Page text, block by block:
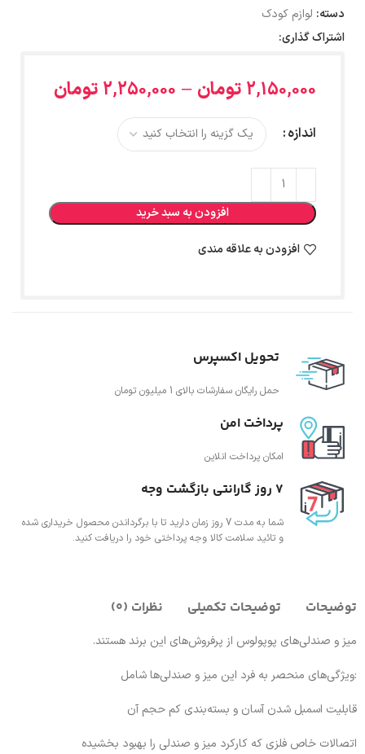
دسته: لوازم کودک
اشتراک گذاری:
2,150,000 تومان –
2,250,000 تومان
اندازه
افزودن به سبد خرید
افزودن به علاقه مندی
تحویل اکسپرس
حمل رایگان سفارشات بالای 1 میلیون تومان
پرداخت امن
امکان پرداخت انلاین
7 روز گارانتی بازگشت وجه
شما به مدت 7 روز زمان دارید تا با برگرداندن محصول خریداری شده
و تائید سلامت کالا وجه پرداختی خود را دریافت کنید.
توضیحات توضیحات تکمیلی نظرات (0)
میز و صندلی‌های پوپولوس از پرفروش‌های این برند هستند.
:ویژگی‌های منحصر به فرد این میز و صندلی‌ها شامل
قابلیت اسمبل شدن آسان و بسته‌بندی کم حجم آن
اتصالات خاص فلزی که کارکرد میز و صندلی را بهبود بخشیده